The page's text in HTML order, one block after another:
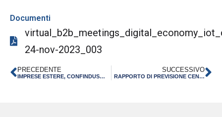
Documenti
24-nov-2023_003
PRECEDENTE
IMPRESE ESTERE, CONFINDUSTRIA-LUISS: RUOLO CRUCIALE PER ECONOMIA DELL’EMILIA-ROMAGNA
SUCCESSIVO
RAPPORTO DI PREVISIONE CENTRO STUDI CONFINDUSTRIA “L’ECONOMIA ITALIANA TORNA ALLA BASSA CRESCITA?”